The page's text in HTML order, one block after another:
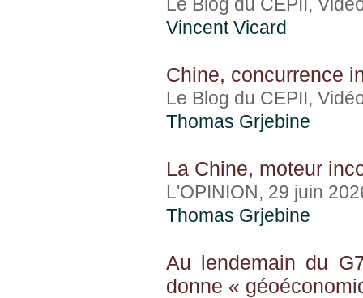
Vincent Vicard
Chine, concurrence
Le Blog du CEPII,
Thomas Grjebine
La Chine, moteur
L'OPINION, 29 juin
Thomas Grjebine
Au lendemain du
donne «